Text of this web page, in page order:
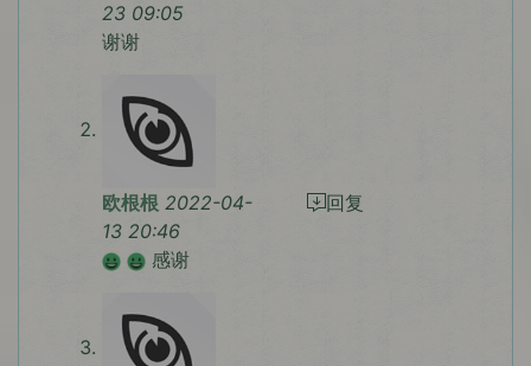
23 09:05
谢谢
欧根根 2022-04-
13 20:46
感谢
回复